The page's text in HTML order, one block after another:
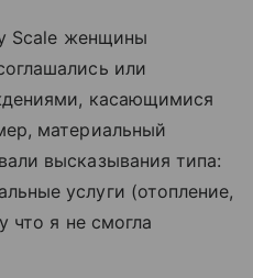
Scale женщины
или
касающимися
материальный
высказывания типа:
услуги (отопление,
что я не смогла